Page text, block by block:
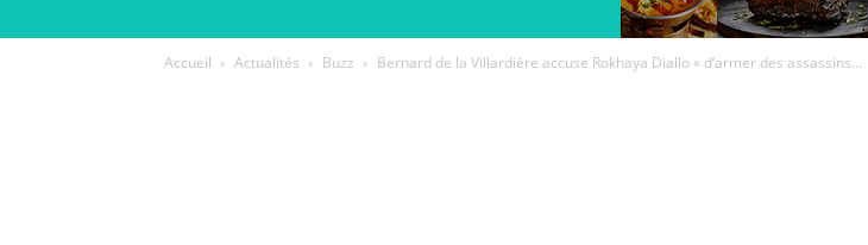
Accueil Actualités Buzz Bernard de la Villardière accuse Rokhaya Diallo « d’armer des assassins...